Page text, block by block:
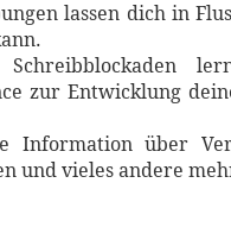
lassen dich in
zur Entwicklung
Information über
und vieles andere